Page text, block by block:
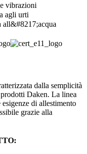
dalla semplicità
Daken. La linea
di allestimento
grazie alla